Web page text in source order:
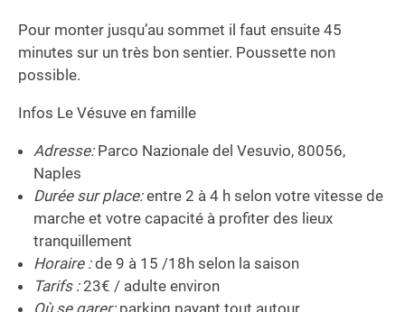
Pour monter jusqu’au sommet il faut ensuite 45
minutes sur un très bon sentier. Poussette non
possible.
Infos Le Vésuve en famille
Adresse: Parco Nazionale del Vesuvio, 80056,
Naples
Durée sur place:entre 2 à 4 h selon votre vitesse de
marche et votre capacité à profiter des lieux
tranquillement
Horaire :de 9 à 15 /18h selon la saison
Tarifs :23€ / adulte environ